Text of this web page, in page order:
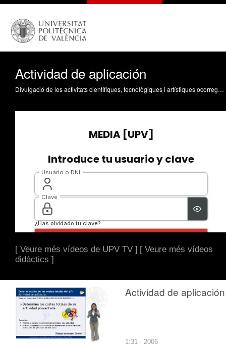
Actividad de aplicación
Divulgació de les activitats científiques, tecnològiques i artístiques ocorregudes en els tres campus de la UPV
[ Veure més vídeos de UPV TV ] [ Veure més vídeos
didàctics ]
Actividad de aplicación
1:31 · 2006